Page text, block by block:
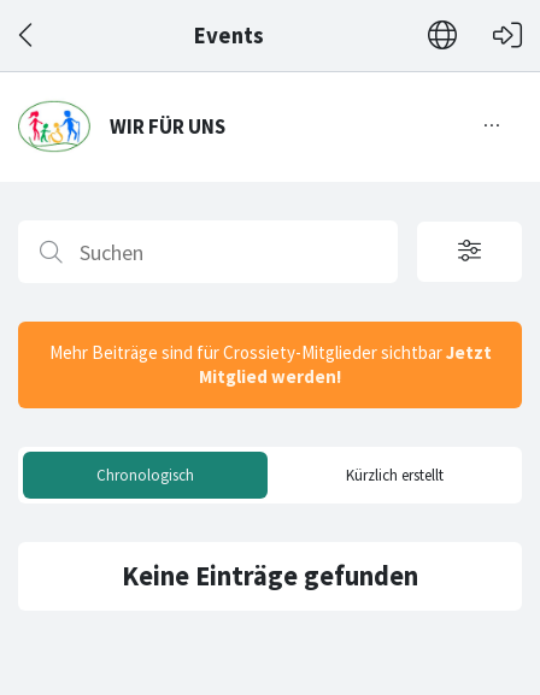
Events
Mehr Beiträge sind für Crossiety-Mitglieder sichtbarJetzt
Mitglied werden!
Chronologisch Kürzlich erstellt
Keine Einträge gefunden